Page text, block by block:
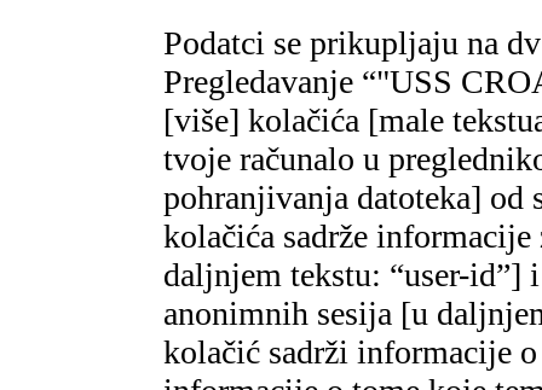
Podatci se prikupljaju na
Pregledavanje “"USS
[više] kolačića [male
tvoje računalo u
pohranjivanja datoteka] od
kolačića sadrže
daljnjem tekstu: “user-
anonimnih sesija [u
kolačić sadrži informacije